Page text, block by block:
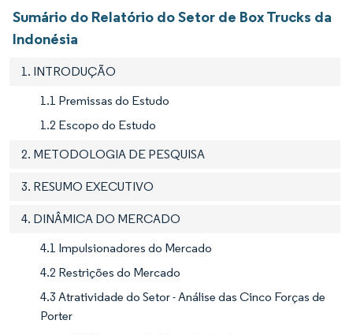
Sumário do Relatório do Setor de Box Trucks da
Indonésia
1. INTRODUÇÃO
1.1 Premissas do Estudo
1.2 Escopo do Estudo
2. METODOLOGIA DE PESQUISA
3. RESUMO EXECUTIVO
4. DINÂMICA DO MERCADO
4.1 Impulsionadores do Mercado
4.2 Restrições do Mercado
4.3 Atratividade do Setor - Análise das Cinco Forças de
Porter